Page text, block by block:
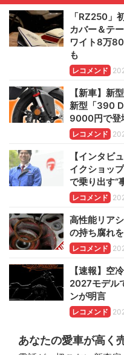
「RZ250」
カバー＆テ
ワイト8万
も
レコメンド
【新車】新
新型「390
9000円で登
レコメンド
【インタビ
イクショッ
で乗り出す“
レコメンド
高性能リア
の持ち腐れ
レコメンド
【速報】空
2027モデル
ンが明言
レコメンド
あなたの愛車が高く